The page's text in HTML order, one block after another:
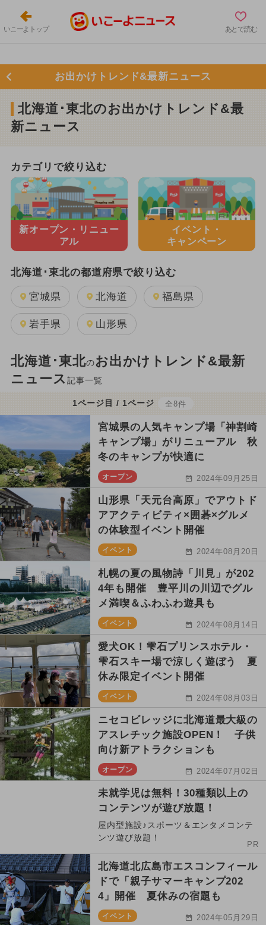
いこーよトップ あとで読む
お出かけトレンド&最新ニュース
北海道･東北のお出かけトレンド&最
新ニュース
カテゴリで絞り込む
新オープン・ リニュー
アル
イベント・
キャンペーン
北海道･東北の都道府県で絞り込む
宮城県 北海道 福島県
岩手県 山形県
北海道･東北のお出かけトレンド&最新
ニュース 記事一覧
1ページ目 / 1ページ 全8件
宮城県の人気キャンプ場「神割崎
キャンプ場」がリニューアル 秋
冬のキャンプが快適に
オープン 2024年09月25日
山形県「天元台高原」でアウトド
アアクティビティ×囲碁×グルメ
の体験型イベント開催
イベント 2024年08月20日
札幌の夏の風物詩「川見」が202
4年も開催 豊平川の川辺でグル
メ満喫＆ふわふわ遊具も
イベント 2024年08月14日
愛犬OK！雫石プリンスホテル・
雫石スキー場で涼しく遊ぼう 夏
休み限定イベント開催
イベント 2024年08月03日
ニセコビレッジに北海道最大級の
アスレチック施設OPEN！ 子供
向け新アトラクションも
オープン 2024年07月02日
未就学児は無料！30種類以上の
コンテンツが遊び放題！
屋内型施設♪スポーツ＆エンタメコンテ
ンツ遊び放題！
PR
北海道北広島市エスコンフィール
ドで「親子サマーキャンプ202
4」開催 夏休みの宿題も
イベント 2024年05月29日